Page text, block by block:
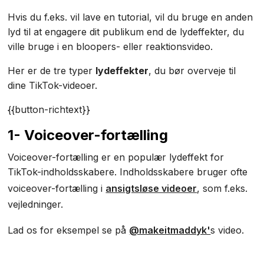
Hvis du f.eks. vil lave en tutorial, vil du bruge en anden
lyd til at engagere dit publikum end de lydeffekter, du
ville bruge i en bloopers- eller reaktionsvideo.
Her er de tre typer lydeffekter, du bør overveje til
dine TikTok-videoer.
{{button-richtext}}
1- Voiceover-fortælling
Voiceover-fortælling er en populær lydeffekt for
TikTok-indholdsskabere. Indholdsskabere bruger ofte
voiceover-fortælling i ansigtsløse videoer, som f.eks.
vejledninger.
Lad os for eksempel se på @makeitmaddyk's video.